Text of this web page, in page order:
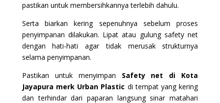
pastikan untuk membersihkannya terlebih dahulu.
Serta biarkan kering sepenuhnya sebelum proses
penyimpanan dilakukan. Lipat atau gulung safety net
dengan hati-hati agar tidak merusak strukturnya
selama penyimpanan.
Pastikan untuk menyimpan Safety net di Kota
Jayapura merk Urban Plastic di tempat yang kering
dan terhindar dari paparan langsung sinar matahari